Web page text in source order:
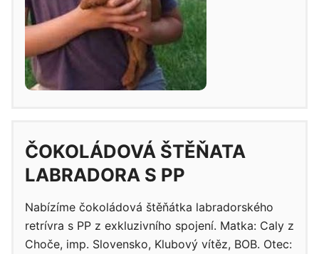
ČOKOLÁDOVÁ ŠTĚŇATA
LABRADORA S PP
Nabízíme čokoládová štěňátka labradorského
retrívra s PP z exkluzivního spojení. Matka: Caly z
Choče, imp. Slovensko, Klubový vítěz, BOB. Otec: